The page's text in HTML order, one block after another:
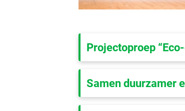
Projectoproep
Samen duurzamer